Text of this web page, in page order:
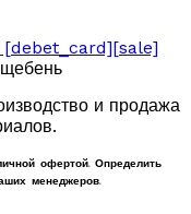
и продажа
офертой. Определить
менеджеров.